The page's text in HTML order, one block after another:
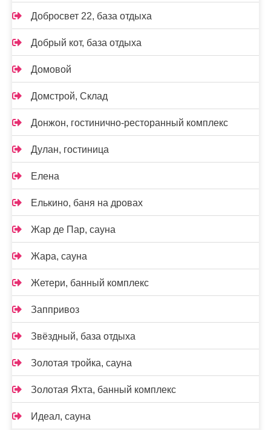
Добросвет 22, база отдыха
Добрый кот, база отдыха
Домовой
Домстрой, Склад
Донжон, гостинично-ресторанный комплекс
Дулан, гостиница
Елена
Елькино, баня на дровах
Жар де Пар, сауна
Жара, сауна
Жетери, банный комплекс
Заппривоз
Звёздный, база отдыха
Золотая тройка, сауна
Золотая Яхта, банный комплекс
Идеал, сауна